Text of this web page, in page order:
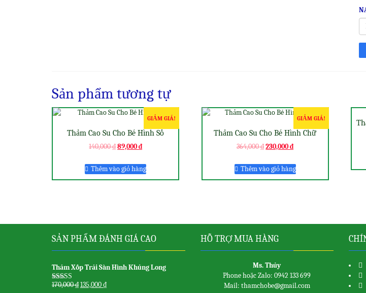
Sản phẩm tương tự
GIẢM GIÁ!
Thảm Cao Su Cho Bé Hình Số
140,000₫89,000₫
Thêm vào giỏ hàng
GIẢM GIÁ!
Thảm Cao Su Cho Bé Hình Chữ
364,000₫230,000₫
Thêm vào giỏ hàng
SẢN PHẨM ĐÁNH GIÁ CAO
Thảm Xốp Trải Sàn Hình Khủng Long
Được xếp
170,000₫135,000₫
HỖ TRỢ MUA HÀNG
Ms. Thủy
Phone hoặc Zalo: 0942 133 699
Mail: thamchobe@gmail.com